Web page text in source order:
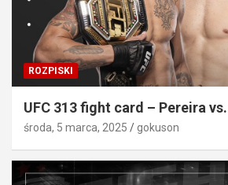
ROZPISKI
UFC 313 fight card – Pereira
środa, 5 marca, 2025 gokuson